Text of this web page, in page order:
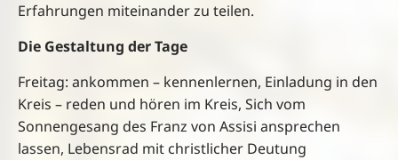
Erfahrungen miteinander zu teilen.
Die Gestaltung der Tage
Freitag: ankommen – kennenlernen, Einladung in den
Kreis – reden und hören im Kreis, Sich vom
Sonnengesang des Franz von Assisi ansprechen
lassen, Lebensrad mit christlicher Deutung